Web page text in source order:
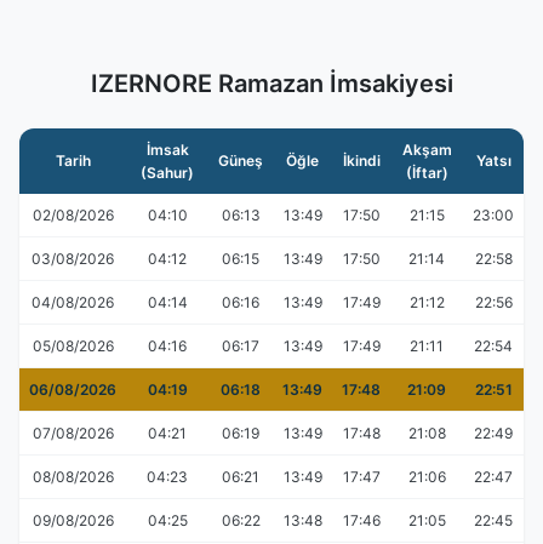
IZERNORE Ramazan İmsakiyesi
Tarih
İmsak
(Sahur)
Güneş Öğle İkindi
Akşam
(İftar)
Yatsı
02/08/2026 04:10 06:13 13:49 17:50 21:15 23:00
03/08/2026 04:12 06:15 13:49 17:50 21:14 22:58
04/08/2026 04:14 06:16 13:49 17:49 21:12 22:56
05/08/2026 04:16 06:17 13:49 17:49 21:11 22:54
06/08/2026 04:19 06:18 13:49 17:48 21:09 22:51
07/08/2026 04:21 06:19 13:49 17:48 21:08 22:49
08/08/2026 04:23 06:21 13:49 17:47 21:06 22:47
09/08/2026 04:25 06:22 13:48 17:46 21:05 22:45